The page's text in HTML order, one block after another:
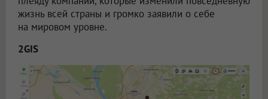
жизнь всей страны и громко заявили о себе
на мировом уровне.
2GIS